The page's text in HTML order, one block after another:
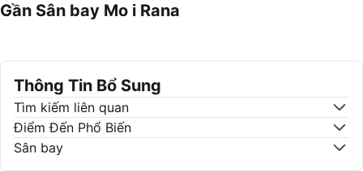
Gần Sân bay Mo i Rana
Thông Tin Bổ Sung
Tìm kiếm liên quan
Điểm Đến Phổ Biến
Sân bay